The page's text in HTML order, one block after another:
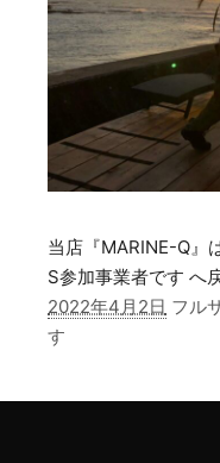
当店『MARINE-Q』
S参加事業者です へ
2022年4月2日 フル
す